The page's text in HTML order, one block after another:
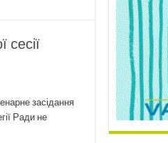
засідання
Ради не